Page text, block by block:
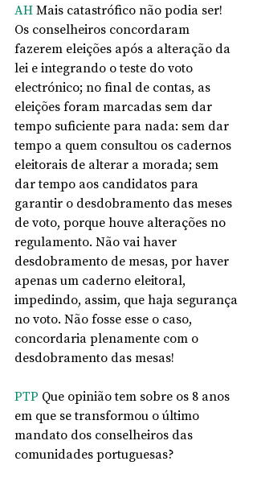
AH Mais catastrófico não podia ser!
Os conselheiros concordaram
fazerem eleições após a alteração da
lei e integrando o teste do voto
electrónico; no final de contas, as
eleições foram marcadas sem dar
tempo suficiente para nada: sem dar
tempo a quem consultou os cadernos
eleitorais de alterar a morada; sem
dar tempo aos candidatos para
garantir o desdobramento das meses
de voto, porque houve alterações no
regulamento. Não vai haver
desdobramento de mesas, por haver
apenas um caderno eleitoral,
impedindo, assim, que haja segurança
no voto. Não fosse esse o caso,
concordaria plenamente com o
desdobramento das mesas!
PTP Que opinião tem sobre os 8 anos
em que se transformou o último
mandato dos conselheiros das
comunidades portuguesas?